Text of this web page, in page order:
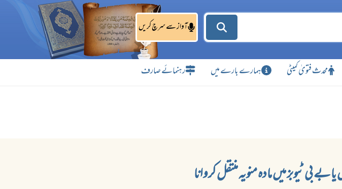
آواز سے سرچ کریں
محدث فتویٰ کمیٹی ہمارے بارے میں رہنمائے صارف